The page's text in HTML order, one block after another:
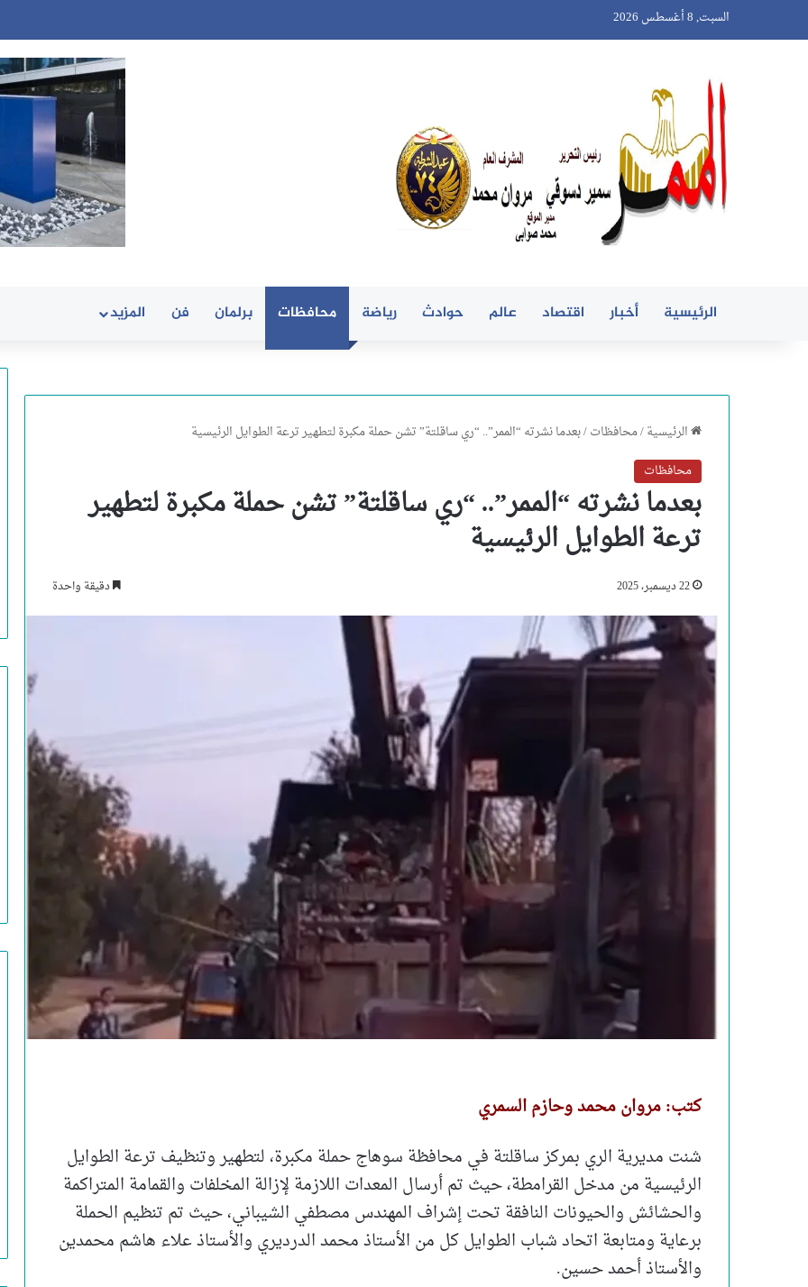
السبت, 8 أغسطس 2026
الرئيسية أخبار اقتصاد عالم حوادث رياضة محافظات برلمان فن المزيد
الرئيسية/محافظات/بعدما نشرته “الممر”.. “ري ساقلتة” تشن حملة مكبرة لتطهير ترعة الطوايل الرئيسية
محافظات
بعدما نشرته “الممر”.. “ري ساقلتة” تشن حملة مكبرة لتطهير
ترعة الطوايل الرئيسية
22 ديسمبر، 2025 دقيقة واحدة
كتب: مروان محمد وحازم السمري
شنت مديرية الري بمركز ساقلتة في محافظة سوهاج حملة مكبرة، لتطهير وتنظيف ترعة الطوايل
الرئيسية من مدخل القرامطة، حيث تم أرسال المعدات اللازمة لإزالة المخلفات والقمامة المتراكمة
والحشائش والحيونات النافقة تحت إشراف المهندس مصطفي الشيباني، حيث تم تنظيم الحملة
برعاية ومتابعة اتحاد شباب الطوايل كل من الأستاذ محمد الدرديري والأستاذ علاء هاشم محمدين
والأستاذ أحمد حسين.